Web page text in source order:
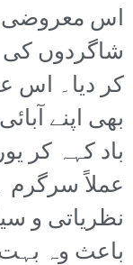
اس معروضی
شاگردوں کی
کر دیا۔ اس
بھی اپنے
باد کہہ کر
عملاً سرگرم
نظریاتی و
باعث وہ